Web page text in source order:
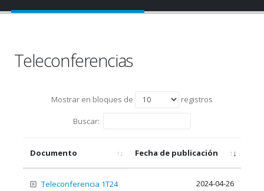
Teleconferencias
Mostrar en bloques de registros
Buscar:
Documento Fecha de publicación
Teleconferencia 1T24 2024-04-26